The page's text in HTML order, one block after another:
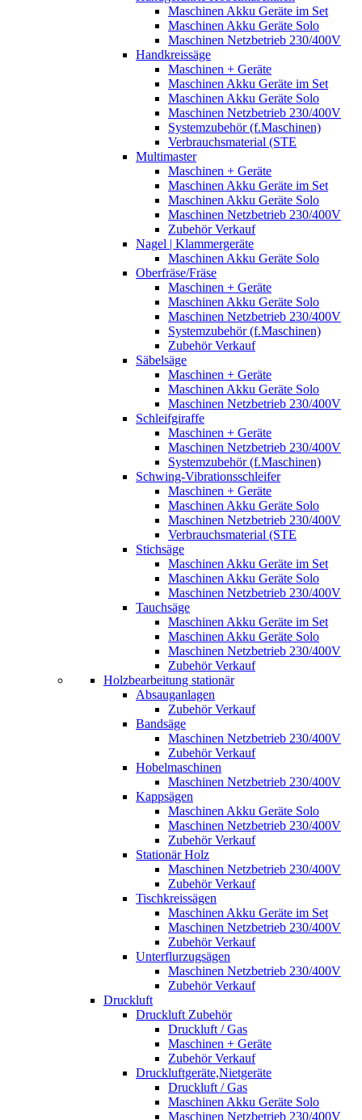
Maschinen Akku Geräte im Set
Maschinen Akku Geräte Solo
Maschinen Netzbetrieb 230/400V
Handkreissäge
Maschinen + Geräte
Maschinen Akku Geräte im Set
Maschinen Akku Geräte Solo
Maschinen Netzbetrieb 230/400V
Systemzubehör (f.Maschinen)
Verbrauchsmaterial (STE
Multimaster
Maschinen + Geräte
Maschinen Akku Geräte im Set
Maschinen Akku Geräte Solo
Maschinen Netzbetrieb 230/400V
Zubehör Verkauf
Nagel | Klammergeräte
Maschinen Akku Geräte Solo
Oberfräse/Fräse
Maschinen + Geräte
Maschinen Akku Geräte Solo
Maschinen Netzbetrieb 230/400V
Systemzubehör (f.Maschinen)
Zubehör Verkauf
Säbelsäge
Maschinen + Geräte
Maschinen Akku Geräte Solo
Maschinen Netzbetrieb 230/400V
Schleifgiraffe
Maschinen + Geräte
Maschinen Netzbetrieb 230/400V
Systemzubehör (f.Maschinen)
Schwing-Vibrationsschleifer
Maschinen + Geräte
Maschinen Akku Geräte Solo
Maschinen Netzbetrieb 230/400V
Verbrauchsmaterial (STE
Stichsäge
Maschinen Akku Geräte im Set
Maschinen Akku Geräte Solo
Maschinen Netzbetrieb 230/400V
Tauchsäge
Maschinen Akku Geräte im Set
Maschinen Akku Geräte Solo
Maschinen Netzbetrieb 230/400V
Zubehör Verkauf
Holzbearbeitung stationär
Absauganlagen
Zubehör Verkauf
Bandsäge
Maschinen Netzbetrieb 230/400V
Zubehör Verkauf
Hobelmaschinen
Maschinen Netzbetrieb 230/400V
Kappsägen
Maschinen Akku Geräte Solo
Maschinen Netzbetrieb 230/400V
Zubehör Verkauf
Stationär Holz
Maschinen Netzbetrieb 230/400V
Zubehör Verkauf
Tischkreissägen
Maschinen Akku Geräte im Set
Maschinen Netzbetrieb 230/400V
Zubehör Verkauf
Unterflurzugsägen
Maschinen Netzbetrieb 230/400V
Zubehör Verkauf
Druckluft
Druckluft Zubehör
Druckluft / Gas
Maschinen + Geräte
Zubehör Verkauf
Druckluftgeräte,Nietgeräte
Druckluft / Gas
Maschinen Akku Geräte Solo
Maschinen Netzbetrieb 230/400V